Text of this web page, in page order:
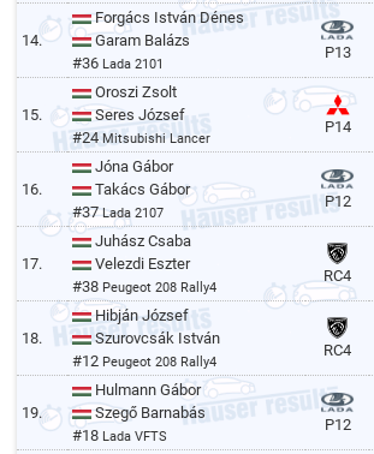
14.
Forgács István Dénes
Garam Balázs
#36 Lada 2101
P13
15.
Oroszi Zsolt
Seres József
#24 Mitsubishi Lancer
P14
16.
Jóna Gábor
Takács Gábor
#37Lada 2107
P12
17.
Juhász Csaba
Velezdi Eszter
#38 Peugeot 208 Rally4
RC4
18.
Hibján József
Szurovcsák István
#12 Peugeot 208 Rally4
RC4
19.
Hulmann Gábor
Szegő Barnabás
#18 Lada VFTS
P12